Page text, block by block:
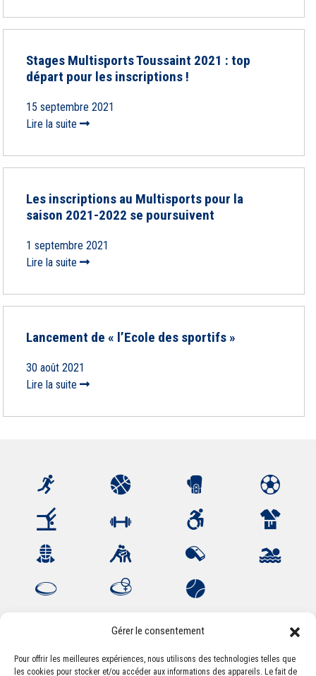
Gérer le consentement
Pour offrir les meilleures expériences, nous utilisons des technologies telles que
les cookies pour stocker et/ou accéder aux informations des appareils. Le fait de
Stages Multisports Toussaint 2021 : top
départ pour les inscriptions !
15 septembre 2021
Lire la suite
Les inscriptions au Multisports pour la
saison 2021-2022 se poursuivent
1 septembre 2021
Lire la suite
Lancement de « l’Ecole des sportifs »
30 août 2021
Lire la suite
Association Sportive Montferrandaise